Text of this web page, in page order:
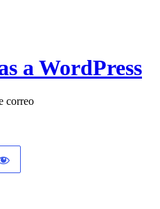
a WordPress
correo